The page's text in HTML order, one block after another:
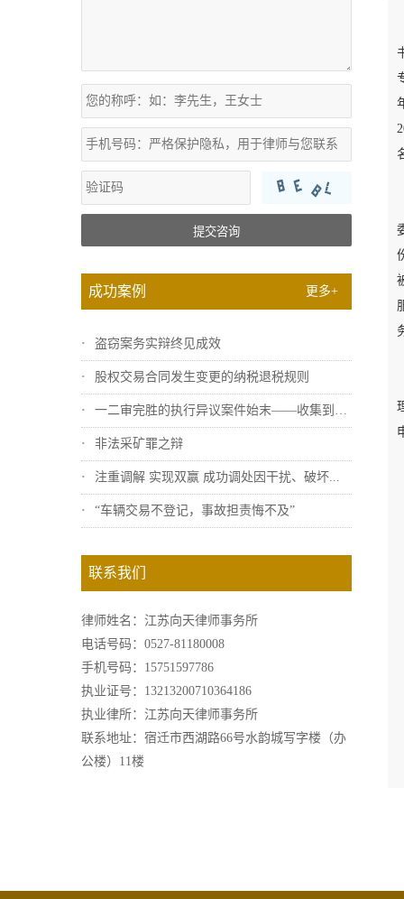
提交咨询
成功案例 更多+
盗窃案务实辩终见成效
股权交易合同发生变更的纳税退税规则
一二审完胜的执行异议案件始末——收集到关...
非法采矿罪之辩
注重调解 实现双赢 成功调处因干扰、破坏...
“车辆交易不登记，事故担责悔不及”
联系我们
律师姓名：江苏向天律师事务所
电话号码：0527-81180008
手机号码：15751597786
执业证号：13213200710364186
执业律所：江苏向天律师事务所
联系地址：宿迁市西湖路66号水韵城写字楼（办
公楼）11楼